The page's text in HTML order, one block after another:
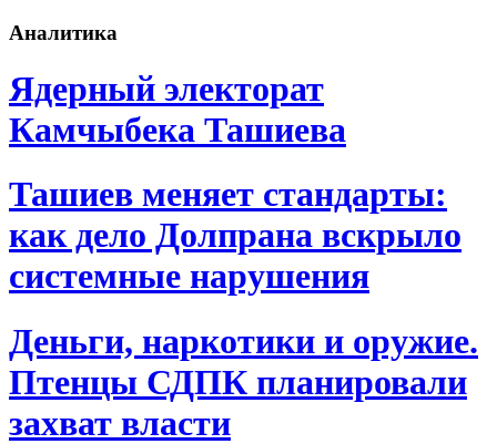
Аналитика
Ядерный электорат
Камчыбека Ташиева
Ташиев меняет стандарты:
как дело Долпрана вскрыло
системные нарушения
Деньги, наркотики и оружие.
Птенцы СДПК планировали
захват власти